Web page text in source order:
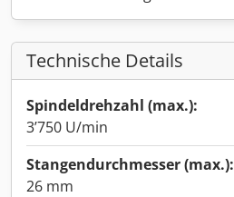
Technische Details
Spindeldrehzahl (max.):
3’750 U/min
Stangendurchmesser (max.):
26 mm